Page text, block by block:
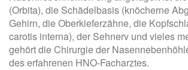
(Orbita), die Schädelbasis (knöcherne
Gehirn, die Oberkieferzähne, die
carotis interna), der Sehnerv und vieles
gehört die Chirurgie der
des erfahrenen HNO-Facharztes.